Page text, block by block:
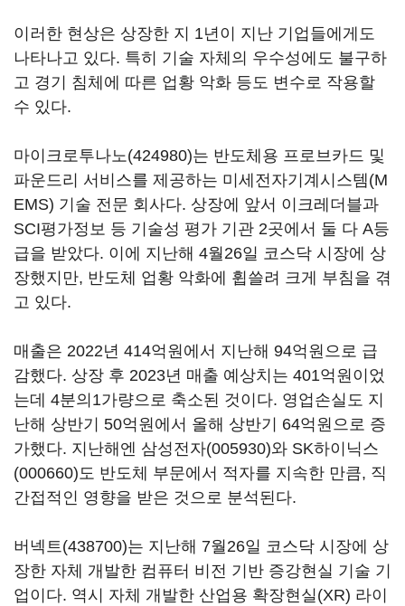
이러한 현상은 상장한 지 1년이 지난 기업들에게도
나타나고 있다. 특히 기술 자체의 우수성에도 불구하
고 경기 침체에 따른 업황 악화 등도 변수로 작용할
수 있다.
마이크로투나노(424980)는 반도체용 프로브카드 및
파운드리 서비스를 제공하는 미세전자기계시스템(M
EMS) 기술 전문 회사다. 상장에 앞서 이크레더블과
SCI평가정보 등 기술성 평가 기관 2곳에서 둘 다 A등
급을 받았다. 이에 지난해 4월26일 코스닥 시장에 상
장했지만, 반도체 업황 악화에 휩쓸려 크게 부침을 겪
고 있다.
매출은 2022년 414억원에서 지난해 94억원으로 급
감했다. 상장 후 2023년 매출 예상치는 401억원이었
는데 4분의1가량으로 축소된 것이다. 영업손실도 지
난해 상반기 50억원에서 올해 상반기 64억원으로 증
가했다. 지난해엔 삼성전자(005930)와 SK하이닉스
(000660)도 반도체 부문에서 적자를 지속한 만큼, 직
간접적인 영향을 받은 것으로 분석된다.
버넥트(438700)는 지난해 7월26일 코스닥 시장에 상
장한 자체 개발한 컴퓨터 비전 기반 증강현실 기술 기
업이다. 역시 자체 개발한 산업용 확장현실(XR) 라이